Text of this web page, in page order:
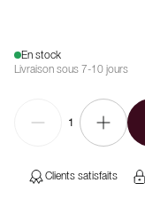
En stock
Livraison sous 7-10 jours
1
Clients satisfaits